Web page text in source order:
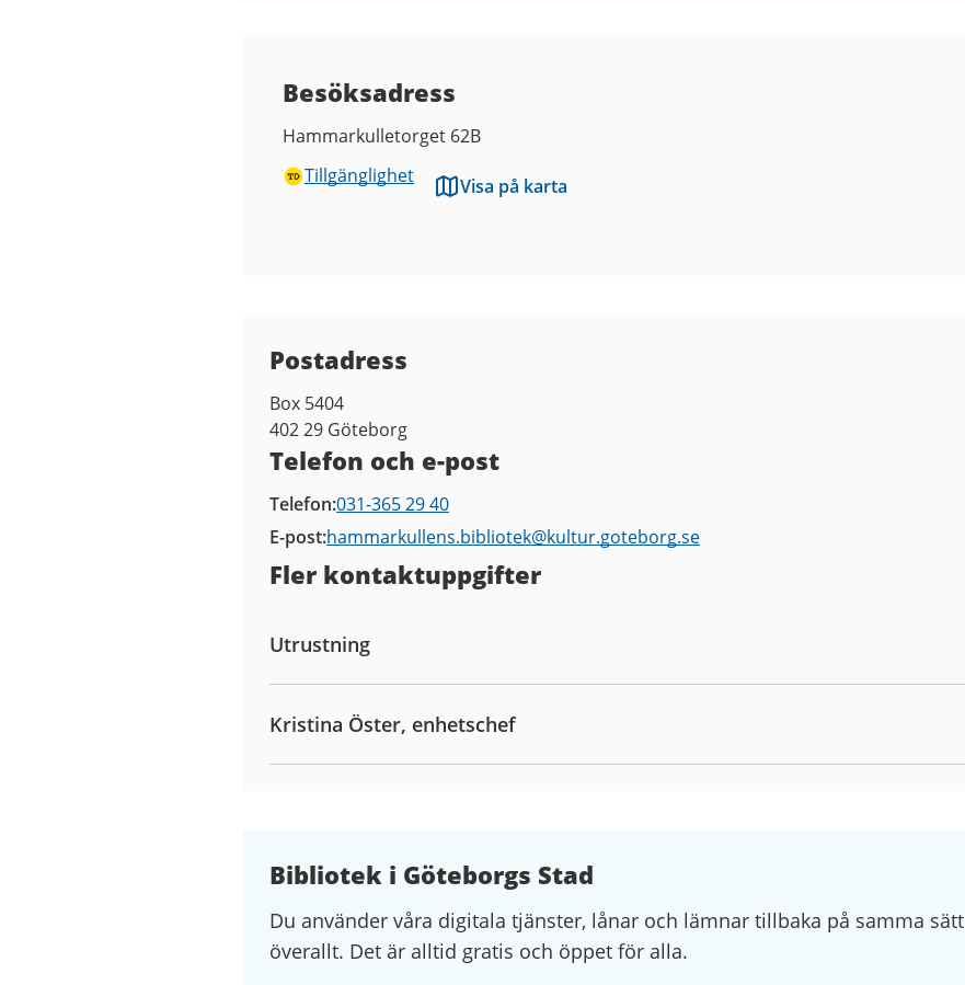
Besöksadress
Hammarkulletorget 62B
Tillgänglighet
Visa på karta
Postadress
Box 5404
402 29 Göteborg
Telefon och e-post
Telefon 031-365 29 40
E-post hammarkullens.bibliotek@kultur.goteborg.se
Fler kontaktuppgifter
Utrustning
Kristina Öster, enhetschef
Bibliotek i Göteborgs Stad
Du använder våra digitala tjänster, lånar och lämnar tillbaka på samma sätt
överallt. Det är alltid gratis och öppet för alla.